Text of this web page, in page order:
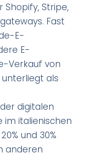
Stripe,
Fast
E-
E-
Verkauf von
unterliegt als
digitalen
im italienischen
und 30%
anderen